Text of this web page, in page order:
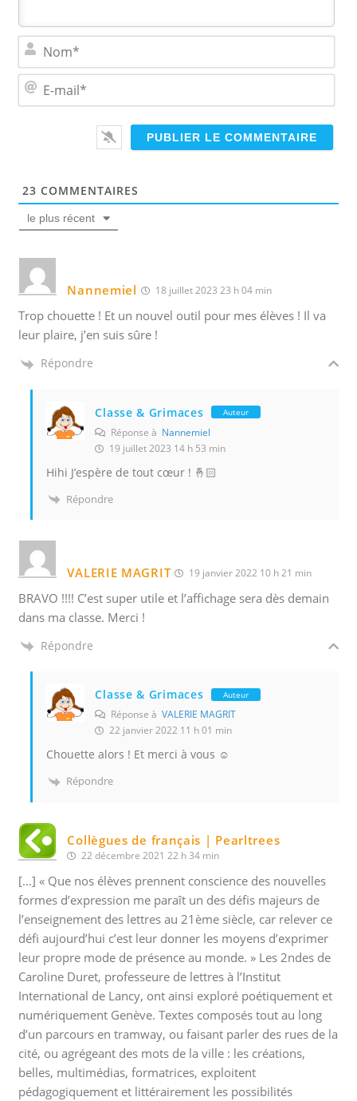
m
a
23 COMMENTAIRES
le plus récent
Nannemiel 18 juillet 2023 23 h 04 min
Trop chouette ! Et un nouvel outil pour mes élèves ! Il va
leur plaire, j’en suis sûre !
Répondre
Classe & Grimaces Auteur
Réponse à Nannemiel
19 juillet 2023 14 h 53 min
Hihi J’espère de tout cœur ! 🤞🏻
Répondre
VALERIE MAGRIT 19 janvier 2022 10 h 21 min
BRAVO !!!! C’est super utile et l’affichage sera dès demain
dans ma classe. Merci !
Répondre
Classe & Grimaces Auteur
Réponse àVALERIE MAGRIT
22 janvier 2022 11 h 01 min
Chouette alors ! Et merci à vous ☺️
Répondre
Collègues de français | Pearltrees
22 décembre 2021 22 h 34 min
[…] « Que nos élèves prennent conscience des nouvelles
formes d’expression me paraît un des défis majeurs de
l’enseignement des lettres au 21ème siècle, car relever ce
défi aujourd’hui c’est leur donner les moyens d’exprimer
leur propre mode de présence au monde. » Les 2ndes de
Caroline Duret, professeure de lettres à l’Institut
International de Lancy, ont ainsi exploré poétiquement et
numériquement Genève. Textes composés tout au long
d’un parcours en tramway, ou faisant parler des rues de la
cité, ou agrégeant des mots de la ville : les créations,
belles, multimédias, formatrices, exploitent
pédagogiquement et littérairement les possibilités